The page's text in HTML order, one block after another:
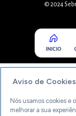
© 2024
INICIO
Aviso de Cookies
Nós usamos cookies e
melhorar a sua